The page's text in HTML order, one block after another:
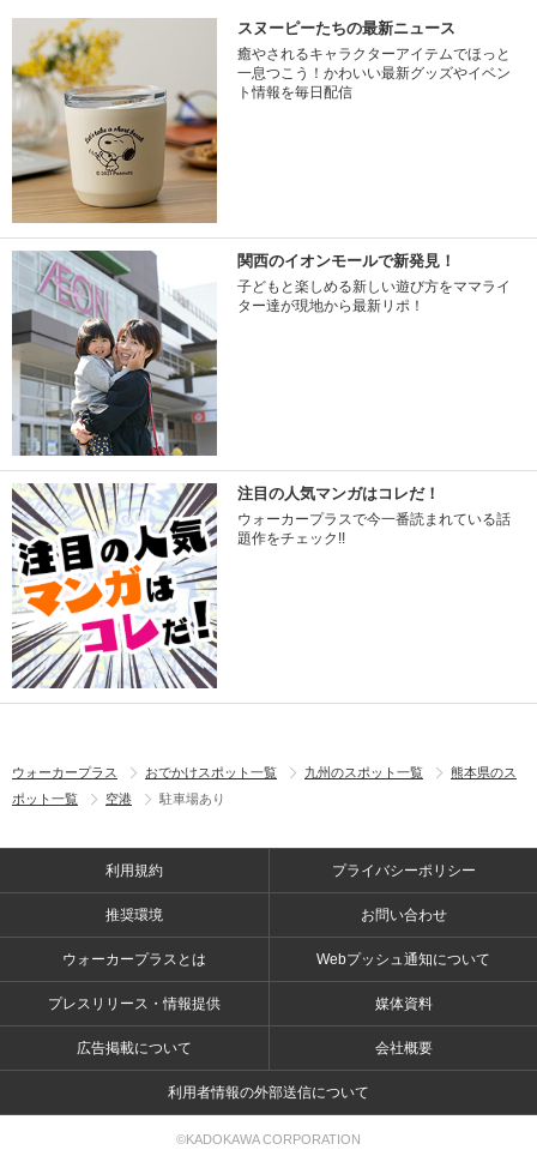
スヌーピーたちの最新ニュース
癒やされるキャラクターアイテムでほっと
一息つこう！かわいい最新グッズやイベン
ト情報を毎日配信
関西のイオンモールで新発見！
子どもと楽しめる新しい遊び方をママライ
ター達が現地から最新リポ！
注目の人気マンガはコレだ！
ウォーカープラスで今一番読まれている話
題作をチェック!!
ウォーカープラス おでかけスポット一覧 九州のスポット一覧
熊本県のス
ポット一覧
空港 駐車場あり
利用規約 プライバシーポリシー
推奨環境 お問い合わせ
ウォーカープラスとは Webプッシュ通知について
プレスリリース・情報提供 媒体資料
広告掲載について 会社概要
利用者情報の外部送信について
©KADOKAWA CORPORATION